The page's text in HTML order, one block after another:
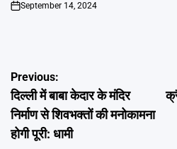
on
September 14, 2024
Post
navigation
Previous:
दिल्ली में बाबा केदार के मंदिर
निर्माण से शिवभक्तों की मनोकामना
होगी पूरी: धामी